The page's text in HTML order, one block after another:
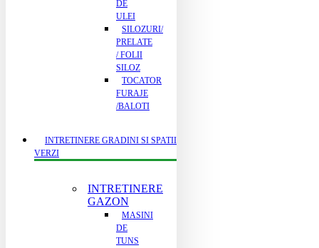
DE
ULEI
SILOZURI/
PRELATE
/ FOLII
SILOZ
TOCATOR
FURAJE
/BALOTI
INTRETINERE GRADINI SI SPATII
VERZI
INTRETINERE
GAZON
MASINI
DE
TUNS